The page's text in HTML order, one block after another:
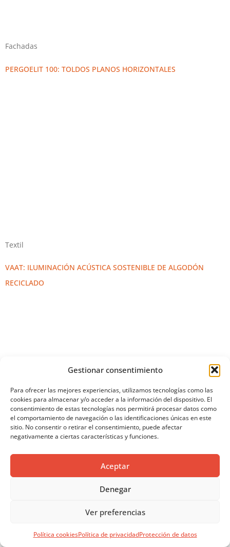
Gestionar consentimiento
Para ofrecer las mejores experiencias, utilizamos tecnologías como las
cookies para almacenar y/o acceder a la información del dispositivo. El
consentimiento de estas tecnologías nos permitirá procesar datos como
el comportamiento de navegación o las identificaciones únicas en este
sitio. No consentir o retirar el consentimiento, puede afectar
negativamente a ciertas características y funciones.
Aceptar
Denegar
Ver preferencias
Política cookiesPolítica de privacidadProtección de datos
Fachadas
PERGOELIT 100: TOLDOS PLANOS HORIZONTALES
Textil
VAAT: ILUMINACIÓN ACÚSTICA SOSTENIBLE DE ALGODÓN
RECICLADO
Iluminación y acústica
VAAT es la nueva propuesta de iluminación acústica
desarrollada por GEOPANNEL para integrar luz, absorción
CONTROLADA EFICIENTE